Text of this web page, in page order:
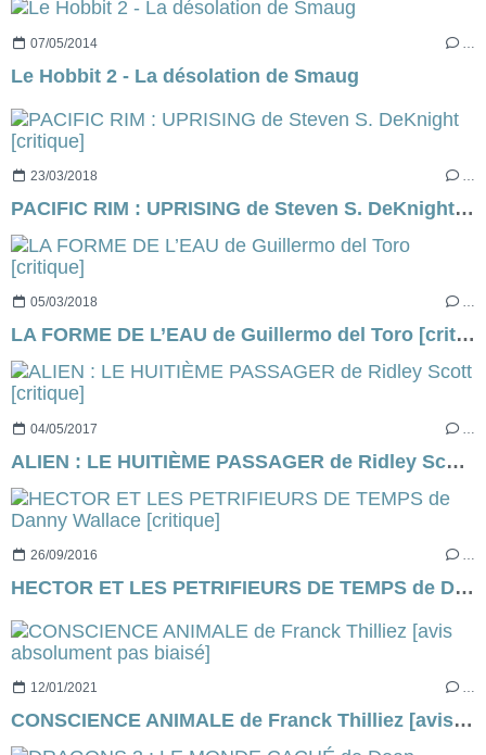
07/05/2014
Le Hobbit 2 - La désolation de Smaug
23/03/2018 …
PACIFIC RIM : UPRISING de Steven S. DeKnight [critique]
05/03/2018 …
LA FORME DE L’EAU de Guillermo del Toro [critique]
04/05/2017
ALIEN : LE HUITIÈME PASSAGER de Ridley Scott [critique]
26/09/2016 …
HECTOR ET LES PETRIFIEURS DE TEMPS de Danny Wallace [critique]
12/01/2021 …
CONSCIENCE ANIMALE de Franck Thilliez [avis absolument pas biaisé]